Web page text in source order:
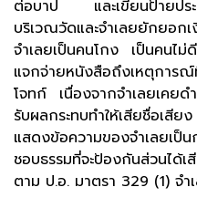
ต่อบาป และเขียนป้ายประก
บริเวณวัดและจำเลยยักยอก
จำเลยเป็นคนโกง เป็นคนไ
แจกจ่ายหนังสือถึงเหตุการณ์
โจทก์ เนื่องจากจำเลยเคยด
รับผลกระทบทำให้เสียชื่อเ
แสดงข้อความของจำเลยเป็
ชอบธรรมที่จะป้องกันส่วนได้
ตาม ป.อ. มาตรา 329 (1) จำ